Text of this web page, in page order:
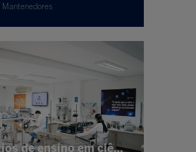
Mantenedores
Laboratórios de ensino em ciências básicas